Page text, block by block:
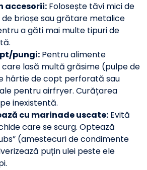
accesorii: Folosește tăvi mici de
de brioșe sau grătare metalice
a găti mai multe tipuri de
pungi: Pentru alimente
lasă multă grăsime (pulpe de
hârtie de copt perforată sau
pentru airfryer. Curățarea
inexistentă.
cu marinade uscate: Evită
care se scurg. Optează
(amestecuri de condimente
puțin ulei peste ele